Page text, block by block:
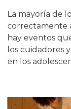
La mayoría de
correctamente
hay eventos
los cuidadores
en los